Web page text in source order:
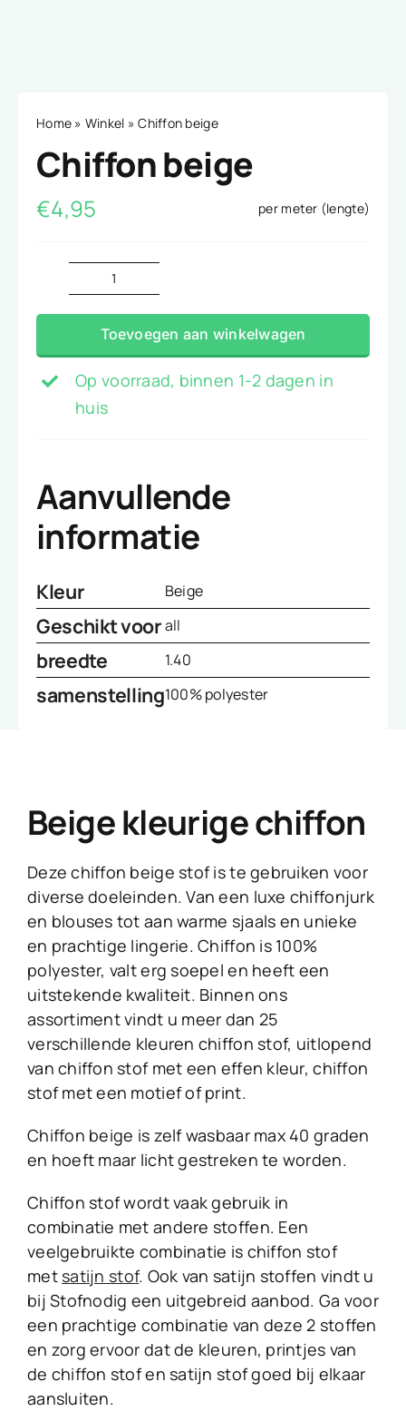
Home » Winkel »Chiffon beige
Chiffon beige
€4,95 per meter (lengte)
Chiffon
beige
aantal
Toevoegen aan winkelwagen
Op voorraad, binnen 1-2 dagen in
huis
Aanvullende
informatie
Kleur Beige
Geschikt voorall
breedte 1.40
samenstelling100% polyester
Beige kleurige chiffon
Deze chiffon beige stof is te gebruiken voor
diverse doeleinden. Van een luxe chiffonjurk
en blouses tot aan warme sjaals en unieke
en prachtige lingerie. Chiffon is 100%
polyester, valt erg soepel en heeft een
uitstekende kwaliteit. Binnen ons
assortiment vindt u meer dan 25
verschillende kleuren chiffon stof, uitlopend
van chiffon stof met een effen kleur, chiffon
stof met een motief of print.
Chiffon beige is zelf wasbaar max 40 graden
en hoeft maar licht gestreken te worden.
Chiffon stof wordt vaak gebruik in
combinatie met andere stoffen. Een
veelgebruikte combinatie is chiffon stof
met satijn stof. Ook van satijn stoffen vindt u
bij Stofnodig een uitgebreid aanbod. Ga voor
een prachtige combinatie van deze 2 stoffen
en zorg ervoor dat de kleuren, printjes van
de chiffon stof en satijn stof goed bij elkaar
aansluiten.